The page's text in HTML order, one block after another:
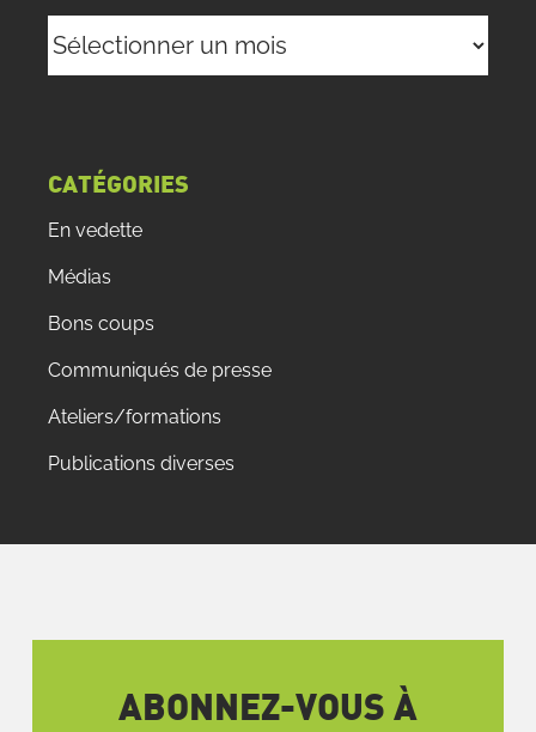
CATÉGORIES
En vedette
Médias
Bons coups
Communiqués de presse
Ateliers/formations
Publications diverses
ABONNEZ-VOUS À